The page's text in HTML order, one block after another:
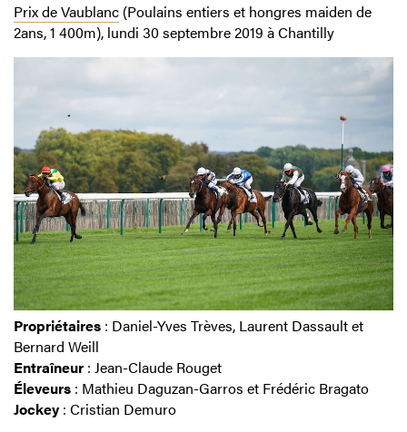
Prix de Vaublanc (Poulains entiers et hongres maiden de
2ans, 1 400m), lundi 30 septembre 2019 à Chantilly
Propriétaires : Daniel-Yves Trèves, Laurent Dassault et
Bernard Weill
Entraîneur : Jean-Claude Rouget
Éleveurs : Mathieu Daguzan-Garros et Frédéric Bragato
Jockey : Cristian Demuro